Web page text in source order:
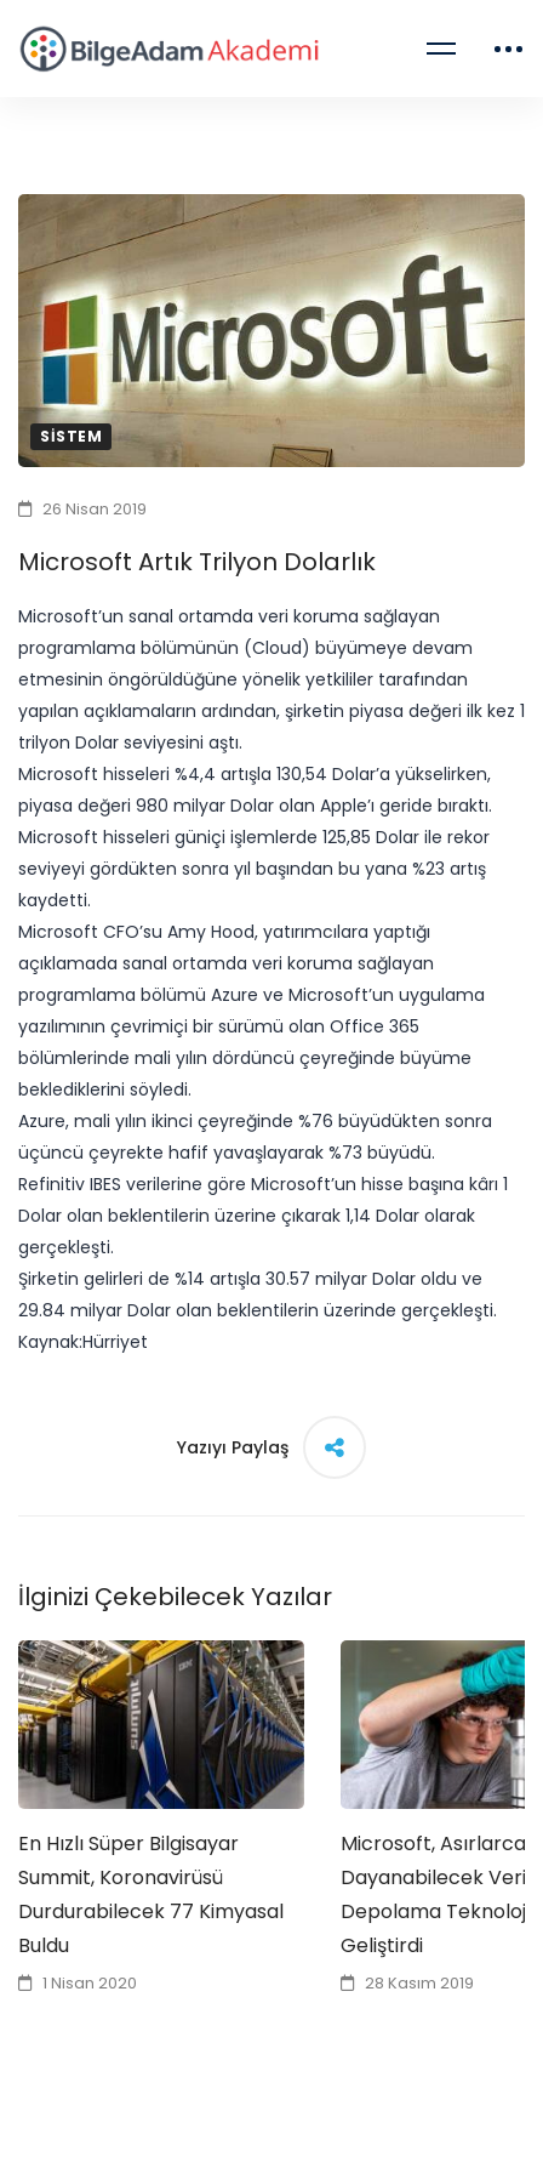
SISTEM
26 Nisan 2019
Microsoft Artık Trilyon Dolarlık
Microsoft’un sanal ortamda veri koruma sağlayan
programlama bölümünün (Cloud) büyümeye devam
etmesinin öngörüldüğüne yönelik yetkililer tarafından
yapılan açıklamaların ardından, şirketin piyasa değeri ilk kez 1
trilyon Dolar seviyesini aştı.
Microsoft hisseleri %4,4 artışla 130,54 Dolar’a yükselirken,
piyasa değeri 980 milyar Dolar olan Apple’ı geride bıraktı.
Microsoft hisseleri güniçi işlemlerde 125,85 Dolar ile rekor
seviyeyi gördükten sonra yıl başından bu yana %23 artış
kaydetti.
Microsoft CFO’su Amy Hood, yatırımcılara yaptığı
açıklamada sanal ortamda veri koruma sağlayan
programlama bölümü Azure ve Microsoft’un uygulama
yazılımının çevrimiçi bir sürümü olan Office 365
bölümlerinde mali yılın dördüncü çeyreğinde büyüme
beklediklerini söyledi.
Azure, mali yılın ikinci çeyreğinde %76 büyüdükten sonra
üçüncü çeyrekte hafif yavaşlayarak %73 büyüdü.
Refinitiv IBES verilerine göre Microsoft’un hisse başına kârı 1
Dolar olan beklentilerin üzerine çıkarak 1,14 Dolar olarak
gerçekleşti.
Şirketin gelirleri de %14 artışla 30.57 milyar Dolar oldu ve
29.84 milyar Dolar olan beklentilerin üzerinde gerçekleşti.
Kaynak:Hürriyet​
Yazıyı Paylaş
İlginizi Çekebilecek Yazılar
En Hızlı Süper Bilgisayar
Summit, Koronavirüsü
Durdurabilecek 77 Kimyasal
Buldu
1 Nisan 2020
Microsoft, Asırlarca
Dayanabilecek Veri
Depolama Teknolojisi
Geliştirdi
28 Kasım 2019